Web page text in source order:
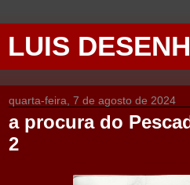
LUIS
quarta-feira, 7 de agosto de 2024
a procura do
2